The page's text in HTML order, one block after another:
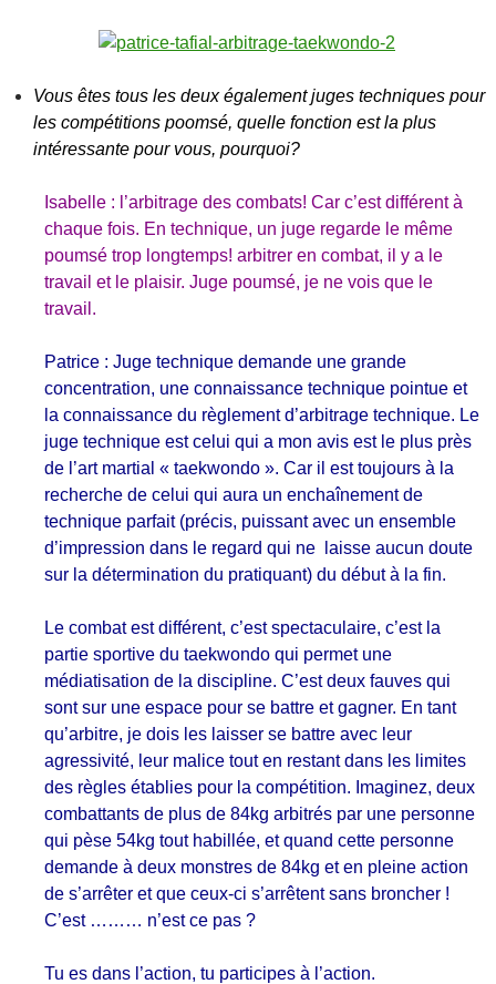
Vous êtes tous les deux également juges techniques pour
les compétitions poomsé, quelle fonction est la plus
intéressante pour vous, pourquoi?
Isabelle : l’arbitrage des combats! Car c’est différent à
chaque fois. En technique, un juge regarde le même
poumsé trop longtemps! arbitrer en combat, il y a le
travail et le plaisir. Juge poumsé, je ne vois que le
travail.
Patrice : Juge technique demande une grande
concentration, une connaissance technique pointue et
la connaissance du règlement d’arbitrage technique. Le
juge technique est celui qui a mon avis est le plus près
de l’art martial « taekwondo ». Car il est toujours à la
recherche de celui qui aura un enchaînement de
technique parfait (précis, puissant avec un ensemble
d’impression dans le regard qui ne laisse aucun doute
sur la détermination du pratiquant) du début à la fin.
Le combat est différent, c’est spectaculaire, c’est la
partie sportive du taekwondo qui permet une
médiatisation de la discipline. C’est deux fauves qui
sont sur une espace pour se battre et gagner. En tant
qu’arbitre, je dois les laisser se battre avec leur
agressivité, leur malice tout en restant dans les limites
des règles établies pour la compétition. Imaginez, deux
combattants de plus de 84kg arbitrés par une personne
qui pèse 54kg tout habillée, et quand cette personne
demande à deux monstres de 84kg et en pleine action
de s’arrêter et que ceux-ci s’arrêtent sans broncher !
C’est ……… n’est ce pas ?
Tu es dans l’action, tu participes à l’action.